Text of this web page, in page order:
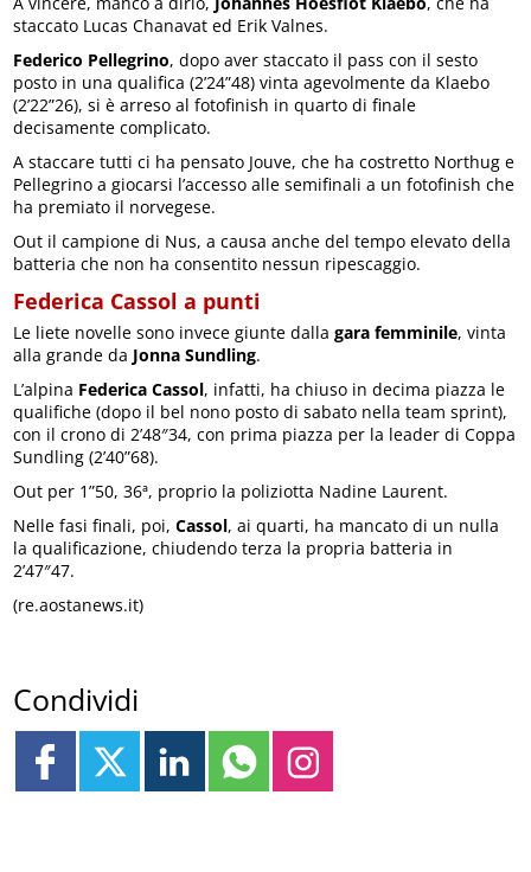
staccato Lucas Chanavat ed Erik Valnes.
Federico Pellegrino, dopo aver staccato il pass con il sesto
posto in una qualifica (2’24”48) vinta agevolmente da Klaebo
(2’22”26), si è arreso al fotofinish in quarto di finale
decisamente complicato.
A staccare tutti ci ha pensato Jouve, che ha costretto Northug e
Pellegrino a giocarsi l’accesso alle semifinali a un fotofinish che
ha premiato il norvegese.
Out il campione di Nus, a causa anche del tempo elevato della
batteria che non ha consentito nessun ripescaggio.
Federica Cassol a punti
Le liete novelle sono invece giunte dallagara femminile, vinta
alla grande da Jonna Sundling.
L’alpina Federica Cassol, infatti, ha chiuso in decima piazza le
qualifiche (dopo il bel nono posto di sabato nella team sprint),
con il crono di 2’48″34, con prima piazza per la leader di Coppa
Sundling (2’40”68).
Out per 1”50, 36ª, proprio la poliziotta Nadine Laurent.
Nelle fasi finali, poi,Cassol, ai quarti, ha mancato di un nulla
la qualificazione, chiudendo terza la propria batteria in
2’47″47.
(re.aostanews.it)
Condividi